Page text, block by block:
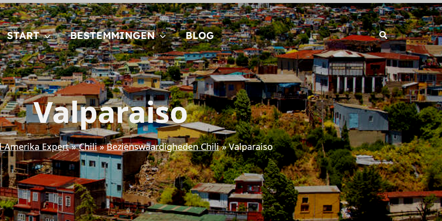
START BESTEMMINGEN BLOG
Valparaiso
Amerika Expert Chili Bezienswaardigheden Chili Valparaiso